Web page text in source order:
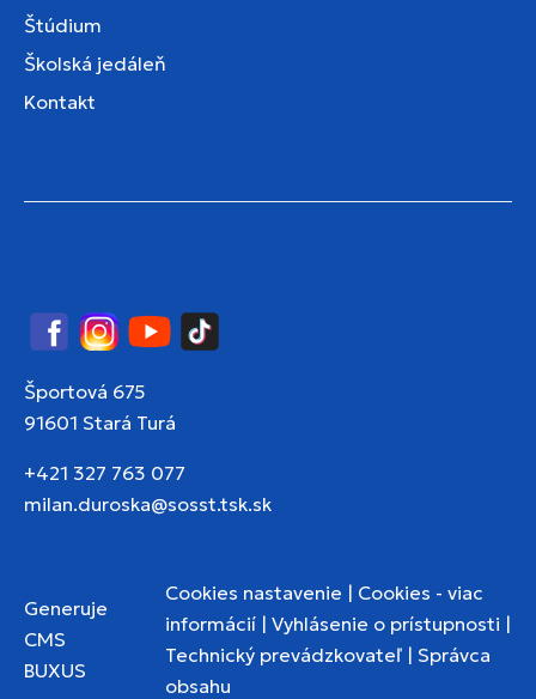
Štúdium
Školská jedáleň
Kontakt
FacebookInstagramYouTubeTikTok
Športová 675
91601 Stará Turá
+421 327 763 077
milan.duroska@sosst.tsk.sk
Generuje
CMS
BUXUS
Cookies nastavenie | Cookies - viac
informácií | Vyhlásenie o prístupnosti |
Technický prevádzkovateľ | Správca
obsahu